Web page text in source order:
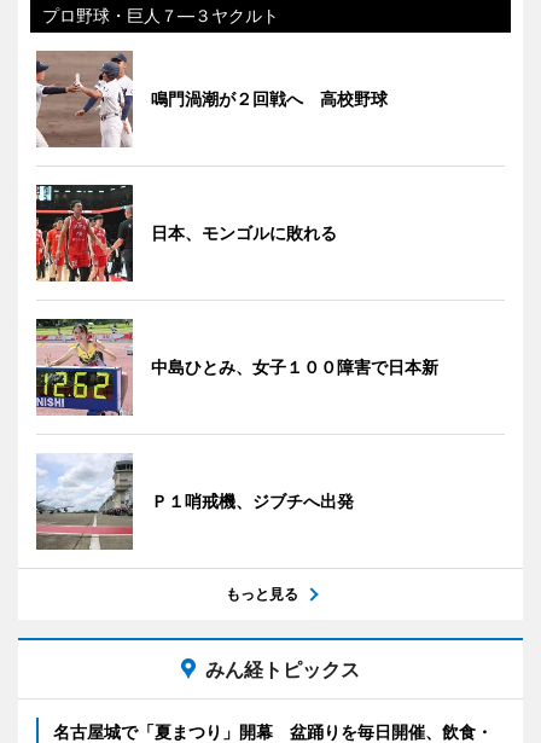
プロ野球・巨人７―３ヤクルト
鳴門渦潮が２回戦へ 高校野球
日本、モンゴルに敗れる
中島ひとみ、女子１００障害で日本新
Ｐ１哨戒機、ジブチへ出発
もっと見る
みん経トピックス
名古屋城で「夏まつり」開幕 盆踊りを毎日開催、飲食・